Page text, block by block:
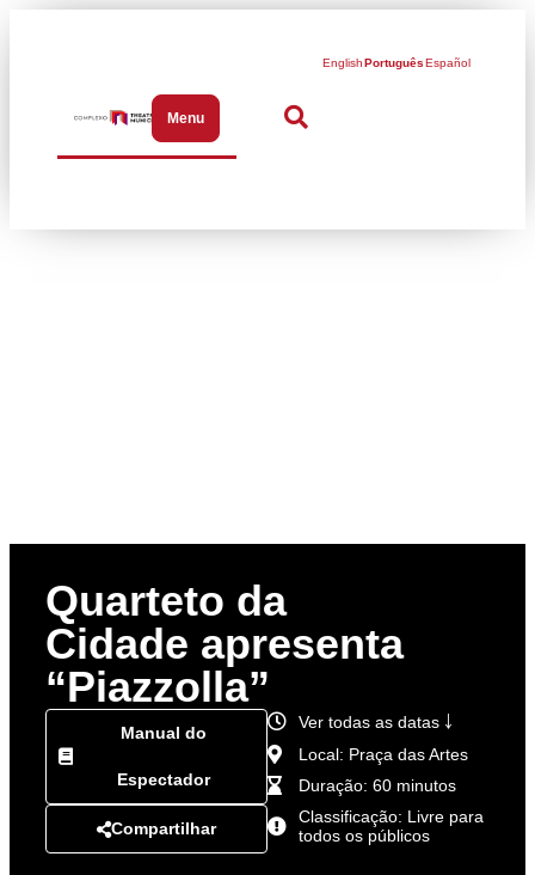
MenuAbrir menu de navegação
EnglishPortuguêsEspañol
Quarteto da
Cidade apresenta
“Piazzolla”
Manual do
Espectador
Compartilhar
Ver todas as datas ￬
Local: Praça das Artes
Duração: 60 minutos
Classificação: Livre para
todos os públicos